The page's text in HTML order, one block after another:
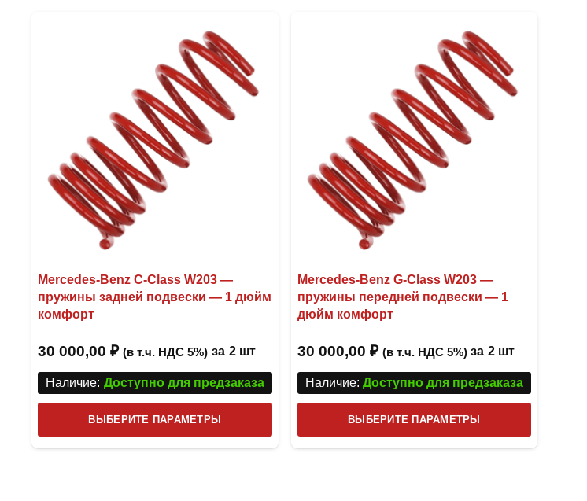
Mercedes-Benz C-Class W203 —
пружины задней подвески — 1 дюйм
комфорт
30 000,00 ₽ (в т.ч. НДС 5%) за 2 шт
Наличие: Доступно для предзаказа
ВЫБЕРИТЕ ПАРАМЕТРЫ
товар
Mercedes-Benz G-Class W203 —
пружины передней подвески — 1
дюйм комфорт
30 000,00 ₽ (в т.ч. НДС 5%) за 2 шт
Наличие: Доступно для предзаказа
ВЫБЕРИТЕ ПАРАМЕТРЫ
товар